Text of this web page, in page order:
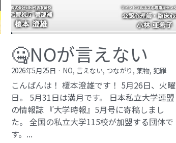
🤐NOが言えない
2026年5月25日 · NO, 言えない, つながり, 薬物, 犯罪
こんばんは！ 榎本澄雄です！ 5月26日、火曜
日。 5月31日は満月です。 日本私立大学連盟
の情報誌 『大学時報』5月号に寄稿しまし
た。 全国の私立大学115校が加盟する団体で
す。...